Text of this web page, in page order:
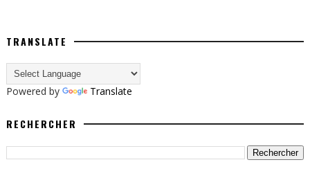
TRANSLATE
Powered by Translate
RECHERCHER